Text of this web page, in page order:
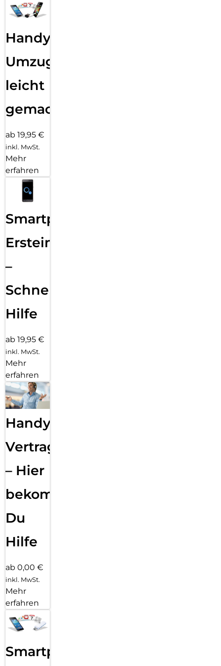
Handy
Umzug
leicht
gemacht!
ab 19,95 €
inkl. MwSt.
Mehr
erfahren
Smartphone
Ersteinrichtung
–
Schnelle
Hilfe
ab 19,95 €
inkl. MwSt.
Mehr
erfahren
Handy
Vertragsabwicklung
– Hier
bekommst
Du
Hilfe
ab 0,00 €
inkl. MwSt.
Mehr
erfahren
Smartphone